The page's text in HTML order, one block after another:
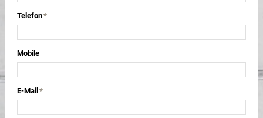
Telefon*
Mobile
E-Mail *